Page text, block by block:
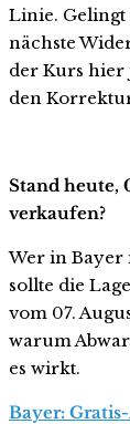
Linie.
nächste
der Kurs hier
den
Stand heute,
verkaufen?
Wer in Bayer
sollte die
vom 07.
warum
es wirkt.
Bayer: